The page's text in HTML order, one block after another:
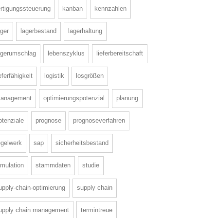
kanban kennzahlen
lagerbestand lagerhaltung
lebenszyklus lieferbereitschaft
logistik losgrößen
optimierungspotenzial planung
prognose prognoseverfahren
sap sicherheitsbestand
stammdaten studie
chain-optimierung supply chain
chain management termintreue